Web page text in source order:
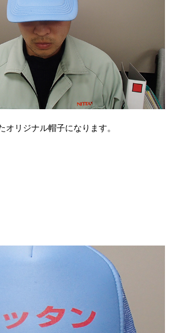
オリジナル帽子になります。